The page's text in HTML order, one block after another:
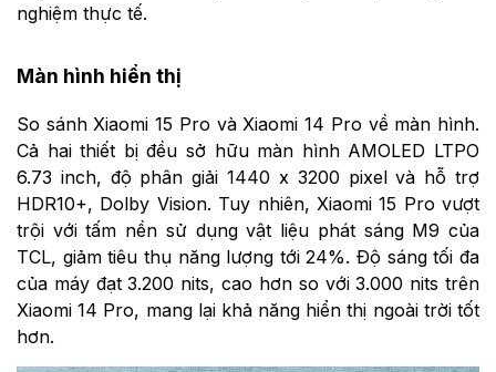
nghiệm thực tế.
Màn hình hiển thị
So sánh Xiaomi 15 Pro và Xiaomi 14 Pro về màn hình.
Cả hai thiết bị đều sở hữu màn hình AMOLED LTPO
6.73 inch, độ phân giải 1440 x 3200 pixel và hỗ trợ
HDR10+, Dolby Vision. Tuy nhiên, Xiaomi 15 Pro vượt
trội với tấm nền sử dụng vật liệu phát sáng M9 của
TCL, giảm tiêu thụ năng lượng tới 24%. Độ sáng tối đa
của máy đạt 3.200 nits, cao hơn so với 3.000 nits trên
Xiaomi 14 Pro, mang lại khả năng hiển thị ngoài trời tốt
hơn.